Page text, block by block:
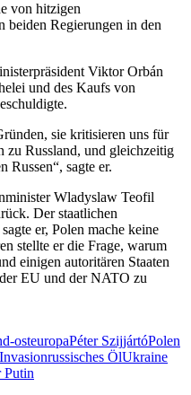
von hitzigen
beiden Regierungen in den
Viktor Orbán
und des Kaufs von
sie kritisieren uns für
zu Russland, und gleichzeitig
Russen“, sagte er.
Wladyslaw Teofil
Der staatlichen
er, Polen mache keine
stellte er die Frage, warum
einigen autoritären Staaten
EU und der NATO zu
osteuropaPéter SzijjártóPolen
russisches ÖlUkraine